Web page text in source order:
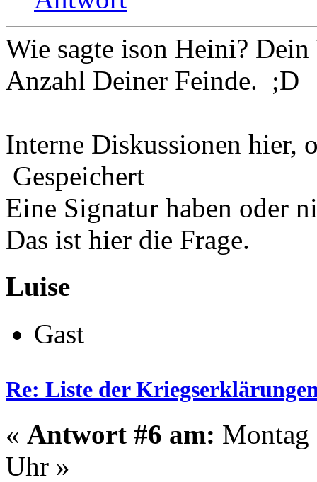
Wie sagte ison Heini?
Anzahl Deiner Feinde. ;D
Interne Diskussionen hier,
Gespeichert
Eine Signatur haben oder
Das ist hier die Frage.
Luise
Gast
Re: Liste der
« Antwort #6 am: Montag
Uhr »